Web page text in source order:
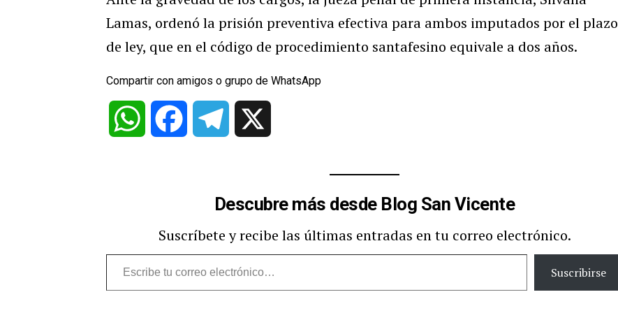
Lamas, ordenó la prisión preventiva efectiva para ambos imputados por el plazo
de ley, que en el código de procedimiento santafesino equivale a dos años.
Compartir con amigos o grupo de WhatsApp
WhatsApp Facebook Telegram
Descubre más desde Blog San Vicente
Suscríbete y recibe las últimas entradas en tu correo electrónico.
Escribe
tu
Suscribirse